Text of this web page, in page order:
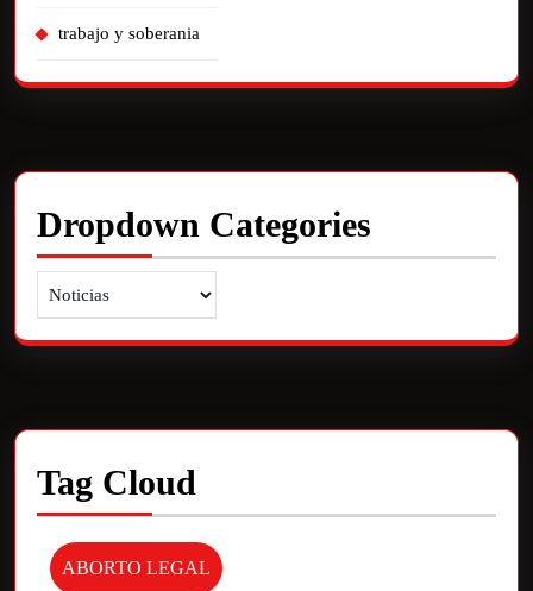
trabajo y soberania
Dropdown Categories
Tag Cloud
ABORTO LEGAL